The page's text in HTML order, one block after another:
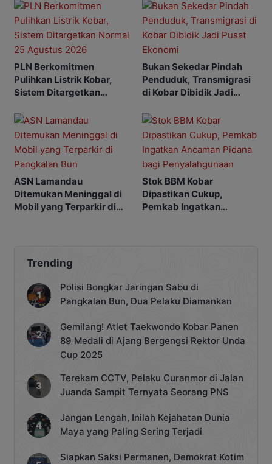
PLN Berkomitmen
Pulihkan Listrik Kobar,
Sistem Ditargetkan
Bukan Sekedar Pindah
Penduduk, Transmigrasi
di Kobar Dibidik Jadi
ASN Lamandau
Ditemukan Meninggal di
Mobil yang Terparkir di
Stok BBM Kobar
Dipastikan Cukup,
Pemkab Ingatkan
Trending
Polisi Bongkar Jaringan Sabu di
Pangkalan Bun, Dua Pelaku Diamankan
Gemilang! Atlet Taekwondo Kobar Panen
89 Medali di Ajang Bergengsi Rektor Unda
Cup 2025
Terekam CCTV, Pelaku Curanmor di Jalan
Juanda Sampit Ternyata Seorang PNS
Jangan Lengah, Inilah Kejahatan Dunia
Maya yang Paling Sering Terjadi
Siapkan Saksi Permanen, Demokrat Kotim